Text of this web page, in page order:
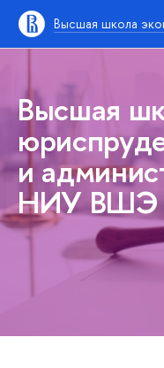
Высшая школа
Высшая
и
НИУ ВШЭ